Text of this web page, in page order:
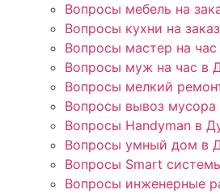
Вопросы мебель на
Вопросы кухни на
Вопросы мастер на
Вопросы муж на час в
Вопросы мелкий
Вопросы вывоз мусора
Вопросы Handyman в
Вопросы умный дом в
Вопросы Smart
Вопросы инженерные